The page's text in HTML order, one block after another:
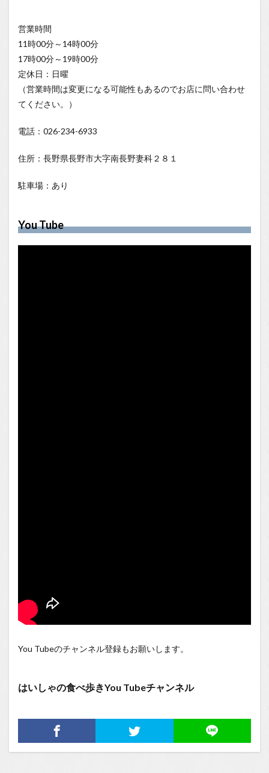
営業時間
11時00分～14時00分
17時00分～19時00分
定休日：日曜
（営業時間は変更になる可能性もあるのでお店に問い合わせ
てください。）
電話：026-234-6933
住所：長野県長野市大字南長野妻科２８１
駐車場：あり
You Tube
You Tubeのチャンネル登録もお願いします。
はいしゃの食べ歩きYou Tubeチャンネル